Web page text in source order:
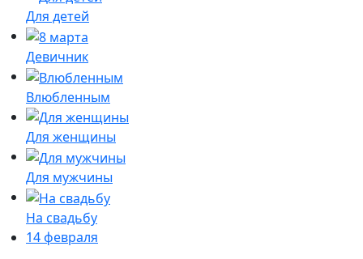
Для детей
Девичник
Влюбленным
Для женщины
Для мужчины
На свадьбу
14 февраля